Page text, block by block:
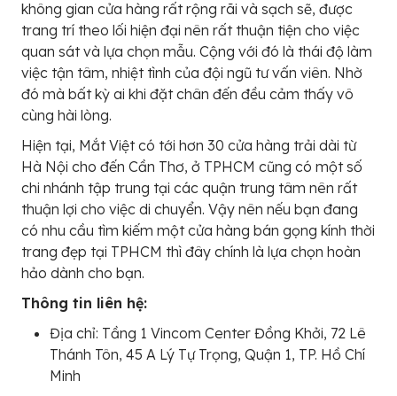
không gian cửa hàng rất rộng rãi và sạch sẽ, được
trang trí theo lối hiện đại nên rất thuận tiện cho việc
quan sát và lựa chọn mẫu. Cộng với đó là thái độ làm
việc tận tâm, nhiệt tình của đội ngũ tư vấn viên. Nhờ
đó mà bất kỳ ai khi đặt chân đến đều cảm thấy vô
cùng hài lòng.
Hiện tại, Mắt Việt có tới hơn 30 cửa hàng trải dài từ
Hà Nội cho đến Cần Thơ, ở TPHCM cũng có một số
chi nhánh tập trung tại các quận trung tâm nên rất
thuận lợi cho việc di chuyển. Vậy nên nếu bạn đang
có nhu cầu tìm kiếm một cửa hàng bán gọng kính thời
trang đẹp tại TPHCM thì đây chính là lựa chọn hoàn
hảo dành cho bạn.
Thông tin liên hệ:
Địa chỉ: Tầng 1 Vincom Center Đồng Khởi, 72 Lê
Thánh Tôn, 45 A Lý Tự Trọng, Quận 1, TP. Hồ Chí
Minh